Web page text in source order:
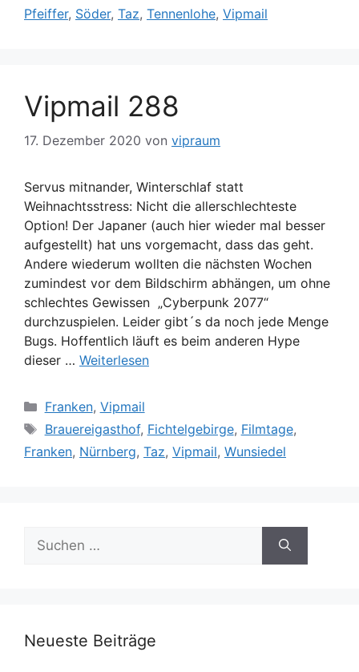
Pfeiffer, Söder, Taz, Tennenlohe, Vipmail
Vipmail 288
17. Dezember 2020 von vipraum
Servus mitnander, Winterschlaf statt
Weihnachtsstress: Nicht die allerschlechteste
Option! Der Japaner (auch hier wieder mal besser
aufgestellt) hat uns vorgemacht, dass das geht.
Andere wiederum wollten die nächsten Wochen
zumindest vor dem Bildschirm abhängen, um ohne
schlechtes Gewissen „Cyberpunk 2077“
durchzuspielen. Leider gibt´s da noch jede Menge
Bugs. Hoffentlich läuft es beim anderen Hype
dieser … Weiterlesen
Kategorien
Franken, Vipmail
Schlagwörter
Brauereigasthof, Fichtelgebirge, Filmtage,
Franken, Nürnberg, Taz, Vipmail, Wunsiedel
Suche
nach:
Neueste Beiträge